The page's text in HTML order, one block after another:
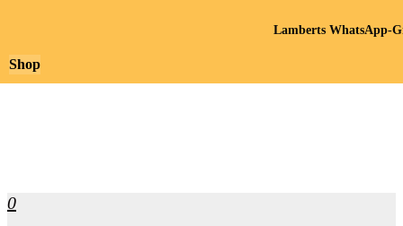
0
Shop
Lamberts WhatsApp-